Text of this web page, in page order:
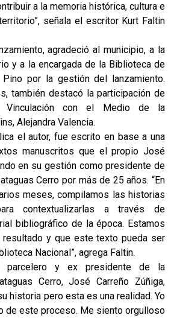
a la memoria histórica, cultura e
señala el escritor Kurt Faltin
agradeció al municipio, a la
y a la encargada de la Biblioteca de
Pino por la gestión del lanzamiento.
también destacó la participación de
Vinculación con el Medio de la
Alejandra Valencia.
el autor, fue escrito en base a una
manuscritos que el propio José
en su gestión como presidente de
Cerro por más de 25 años. “En
meses, compilamos las historias
contextualizarlas a través de
bibliográfico de la época. Estamos
y que este texto pueda ser
Nacional”, agrega Faltin.
parcelero y ex presidente de la
Cerro, José Carreño Zúñiga,
historia pero esta es una realidad. Yo
de este proceso. Me siento orgulloso